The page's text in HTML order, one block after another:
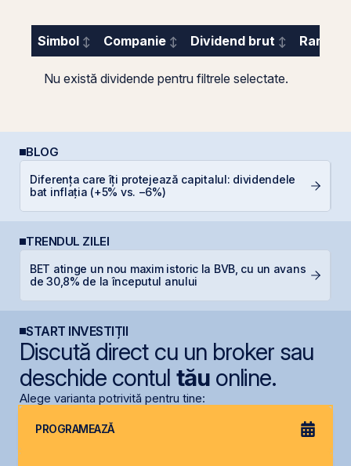
Simbol Companie Dividend brut
Nu există dividende pentru filtrele selectate.
BLOG
Diferența care îți protejează capitalul: dividendele
bat inflația (+5% vs. −6%)
TRENDUL ZILEI
BET atinge un nou maxim istoric la BVB, cu un avans
de 30,8% de la începutul anului
START INVESTIȚII
Discută direct cu un broker sau
deschide contul tăuonline.
Alege varianta potrivită pentru tine:
PROGRAMEAZĂ